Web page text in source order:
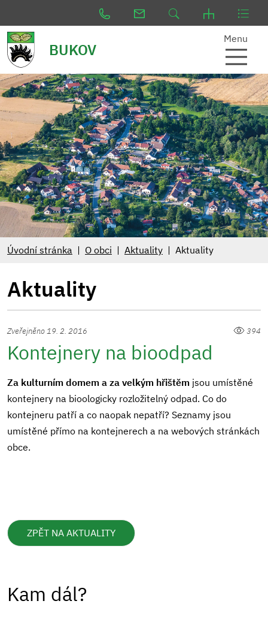
BUKOV
Menu
Úvodní stránka O obci Aktuality Aktuality
Aktuality
Zveřejněno 19. 2. 2016 394
Kontejnery na bioodpad
Za kulturním domem a za velkým hřištěm jsou umístěné
kontejnery na bioologicky rozložitelný odpad. Co do
kontejneru patří a co naopak nepatří? Seznamy jsou
umístěné přímo na kontejnerech a na webových stránkách
obce.
ZPĚT NA AKTUALITY
Kam dál?